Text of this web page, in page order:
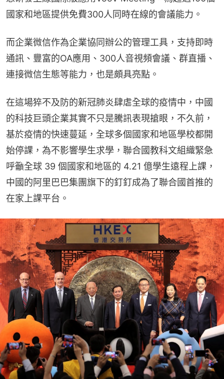
國家和地區提供免費300人同時在線的會議能力。
而企業微信作為企業協同辦公的管理工具，支持即時
通訊、豐富的OA應用、300人音視頻會議、群直播、
連接微信生態等能力，也是頗具亮點。
在這場猝不及防的新冠肺炎肆虐全球的疫情中，中國
的科技巨頭企業其實不只是騰訊表現搶眼，不久前，
基於疫情的快速蔓延，全球多個國家和地區學校都開
始停課，為不影響學生求學，聯合國教科文組織緊急
呼籲全球 39 個國家和地區的 4.21 億學生遠程上課，
中國的阿里巴巴集團旗下的釘釘成為了聯合國首推的
在家上課平台。